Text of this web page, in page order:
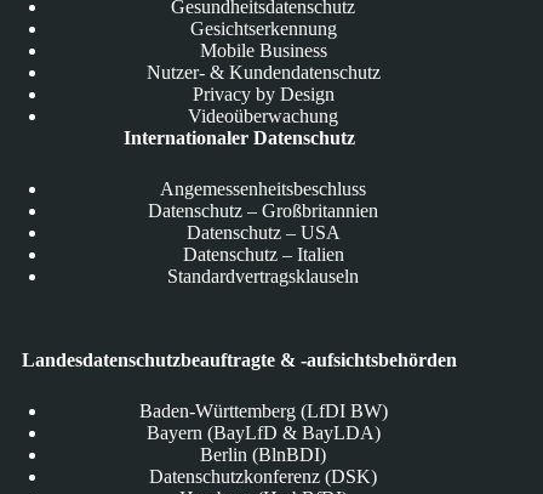
Gesundheitsdatenschutz
Gesichtserkennung
Mobile Business
Nutzer- & Kundendatenschutz
Privacy by Design
Videoüberwachung
Internationaler Datenschutz
Angemessenheitsbeschluss
Datenschutz – Großbritannien
Datenschutz – USA
Datenschutz – Italien
Standardvertragsklauseln
Landesdatenschutzbeauftragte & -aufsichtsbehörden
Baden-Württemberg (LfDI BW)
Bayern (BayLfD & BayLDA)
Berlin (BlnBDI)
Datenschutzkonferenz (DSK)